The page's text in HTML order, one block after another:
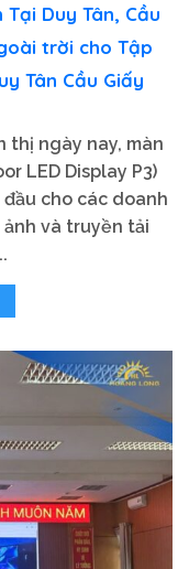
Duy Tân, Cầu
trời cho Tập
Tân Cầu Giấy
thị ngày nay, màn
LED Display P3)
cho các doanh
và truyền tải